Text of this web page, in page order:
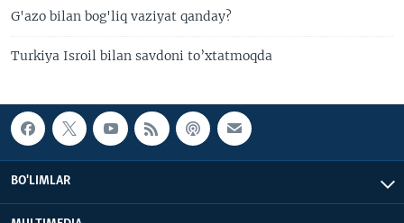
G'azo bilan bog'liq vaziyat qanday?
Turkiya Isroil bilan savdoni to’xtatmoqda
BO'LIMLAR